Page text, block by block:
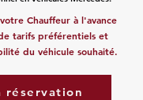
Chauffeur à l'avance
tarifs préférentiels et
du véhicule souhaité.
réservation